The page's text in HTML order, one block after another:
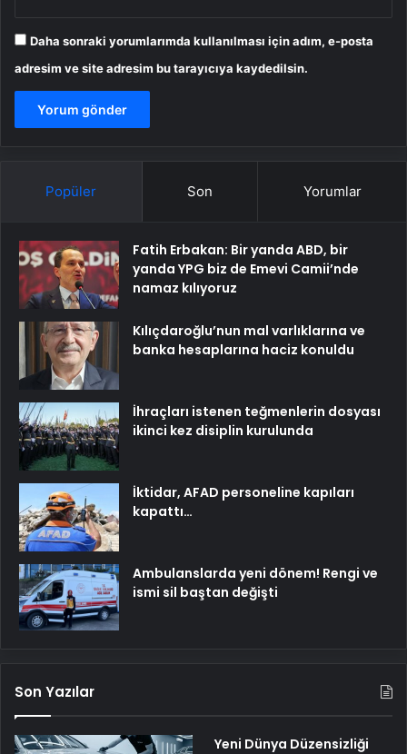
Daha sonraki yorumlarımda kullanılması için adım, e-posta
adresim ve site adresim bu tarayıcıya kaydedilsin.
Popüler Son Yorumlar
Fatih Erbakan: Bir yanda ABD, bir
yanda YPG biz de Emevi Camii’nde
namaz kılıyoruz
Kılıçdaroğlu’nun mal varlıklarına ve
banka hesaplarına haciz konuldu
İhraçları istenen teğmenlerin dosyası
ikinci kez disiplin kurulunda
İktidar, AFAD personeline kapıları
kapattı…
Ambulanslarda yeni dönem! Rengi ve
ismi sil baştan değişti
Son Yazılar
Yeni Dünya Düzensizliği